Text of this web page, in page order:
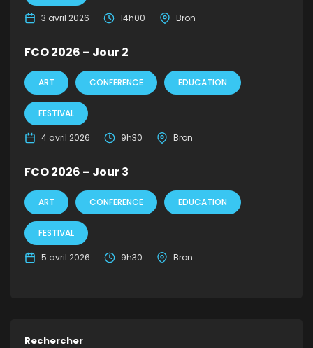
3 avril 2026 14h00 Bron
FCO 2026 – Jour 2
ART CONFERENCE EDUCATION
FESTIVAL
4 avril 2026 9h30 Bron
FCO 2026 – Jour 3
ART CONFERENCE EDUCATION
FESTIVAL
5 avril 2026 9h30 Bron
Rechercher